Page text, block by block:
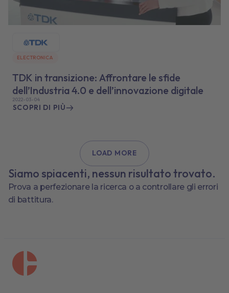
ELECTRONICA
TDK in transizione: Affrontare le sfide
dell’Industria 4.0 e dell’innovazione digitale
2022-03-04
SCOPRI DI PIÙ
LOAD MORE
Siamo spiacenti, nessun risultato trovato.
Prova a perfezionare la ricerca o a controllare gli errori
di battitura.